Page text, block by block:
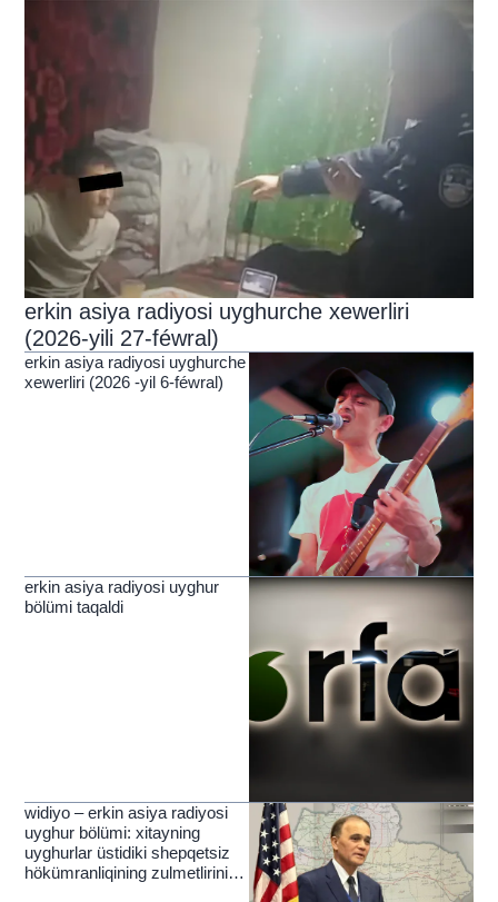
erkin asiya radiyosi uyghurche xewerliri
(2026-yili 27-féwral)
erkin asiya radiyosi uyghurche
xewerliri (2026 -yil 6-féwral)
erkin asiya radiyosi uyghur
bölümi taqaldi
widiyo – erkin asiya radiyosi
uyghur bölümi: xitayning
uyghurlar üstidiki shepqetsiz
hökümranliqining zulmetlirini